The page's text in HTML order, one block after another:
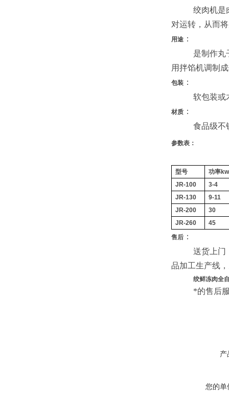
绞肉机是
对运转，从而
用途 ：
是制作丸
用拌馅机调制
包装 ：
软包装或
材质 ：
食品级不
参数表：
型号
功率kw
JR-100
3-4
JR-130
9-11
JR-200
30
JR-260
45
售后 ：
送货上门
品加工生产线
绞鲜冻肉全
*的售后
产
您的单